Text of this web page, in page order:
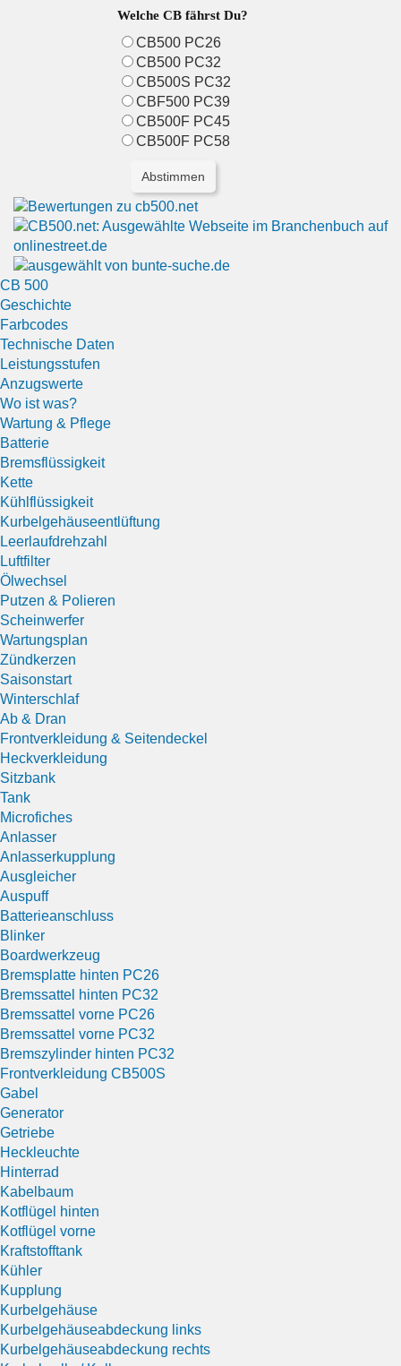
Welche CB fährst Du?
CB500 PC26
CB500 PC32
CB500S PC32
CBF500 PC39
CB500F PC45
CB500F PC58
CB 500
Geschichte
Farbcodes
Technische Daten
Leistungsstufen
Anzugswerte
Wo ist was?
Wartung & Pflege
Batterie
Bremsflüssigkeit
Kette
Kühlflüssigkeit
Kurbelgehäuseentlüftung
Leerlaufdrehzahl
Luftfilter
Ölwechsel
Putzen & Polieren
Scheinwerfer
Wartungsplan
Zündkerzen
Saisonstart
Winterschlaf
Ab & Dran
Frontverkleidung & Seitendeckel
Heckverkleidung
Sitzbank
Tank
Microfiches
Anlasser
Anlasserkupplung
Ausgleicher
Auspuff
Batterieanschluss
Blinker
Boardwerkzeug
Bremsplatte hinten PC26
Bremssattel hinten PC32
Bremssattel vorne PC26
Bremssattel vorne PC32
Bremszylinder hinten PC32
Frontverkleidung CB500S
Gabel
Generator
Getriebe
Heckleuchte
Hinterrad
Kabelbaum
Kotflügel hinten
Kotflügel vorne
Kraftstofftank
Kühler
Kupplung
Kurbelgehäuse
Kurbelgehäuseabdeckung links
Kurbelgehäuseabdeckung rechts